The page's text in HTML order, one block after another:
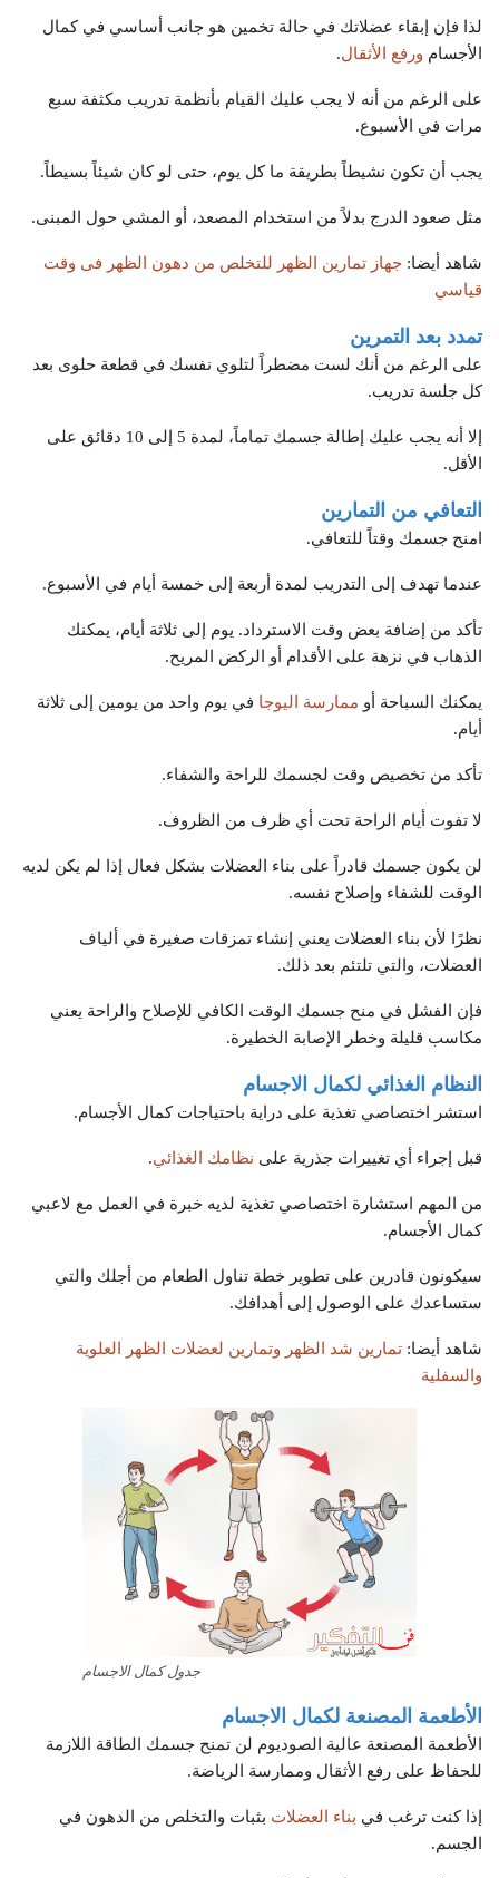
لذا فإن إبقاء عضلاتك في حالة تخمين هو جانب أساسي في كمال
الأجسام ورفع الأثقال.
على الرغم من أنه لا يجب عليك القيام بأنظمة تدريب مكثفة سبع
مرات في الأسبوع.
يجب أن تكون نشيطاً بطريقة ما كل يوم، حتى لو كان شيئاً بسيطاً.
مثل صعود الدرج بدلاً من استخدام المصعد، أو المشي حول المبنى.
شاهد أيضا: جهاز تمارين الظهر للتخلص من دهون الظهر فى وقت
قياسي
تمدد بعد التمرين
على الرغم من أنك لست مضطراً لتلوي نفسك في قطعة حلوى بعد
كل جلسة تدريب.
إلا أنه يجب عليك إطالة جسمك تماماً، لمدة 5 إلى 10 دقائق على
الأقل.
التعافي من التمارين
امنح جسمك وقتاً للتعافي.
عندما تهدف إلى التدريب لمدة أربعة إلى خمسة أيام في الأسبوع.
تأكد من إضافة بعض وقت الاسترداد. يوم إلى ثلاثة أيام، يمكنك
الذهاب في نزهة على الأقدام أو الركض المريح.
يمكنك السباحة أو ممارسة اليوجا في يوم واحد من يومين إلى ثلاثة
أيام.
تأكد من تخصيص وقت لجسمك للراحة والشفاء.
لا تفوت أيام الراحة تحت أي ظرف من الظروف.
لن يكون جسمك قادراً على بناء العضلات بشكل فعال إذا لم يكن لديه
الوقت للشفاء وإصلاح نفسه.
نظرًا لأن بناء العضلات يعني إنشاء تمزقات صغيرة في ألياف
العضلات، والتي تلتئم بعد ذلك.
فإن الفشل في منح جسمك الوقت الكافي للإصلاح والراحة يعني
مكاسب قليلة وخطر الإصابة الخطيرة.
النظام الغذائي لكمال الاجسام
استشر اختصاصي تغذية على دراية باحتياجات كمال الأجسام.
قبل إجراء أي تغييرات جذرية على نظامك الغذائي.
من المهم استشارة اختصاصي تغذية لديه خبرة في العمل مع لاعبي
كمال الأجسام.
سيكونون قادرين على تطوير خطة تناول الطعام من أجلك والتي
ستساعدك على الوصول إلى أهدافك.
شاهد أيضا: تمارين شد الظهر وتمارين لعضلات الظهر العلوية
والسفلية
جدول كمال الاجسام
الأطعمة المصنعة لكمال الاجسام
الأطعمة المصنعة عالية الصوديوم لن تمنح جسمك الطاقة اللازمة
للحفاظ على رفع الأثقال وممارسة الرياضة.
إذا كنت ترغب في بناء العضلات بثبات والتخلص من الدهون في
الجسم.